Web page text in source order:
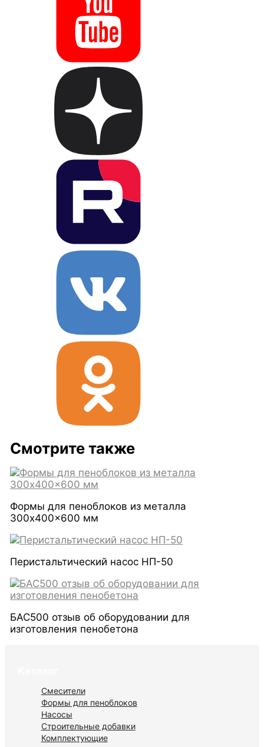
Смотрите также
Формы для пеноблоков из металла
300x400x600 мм
Перистальтический насос НП-50
БАС500 отзыв об оборудовании для
изготовления пенобетона
Смесители
Формы для пеноблоков
Насосы
Строительные добавки
Комплектующие